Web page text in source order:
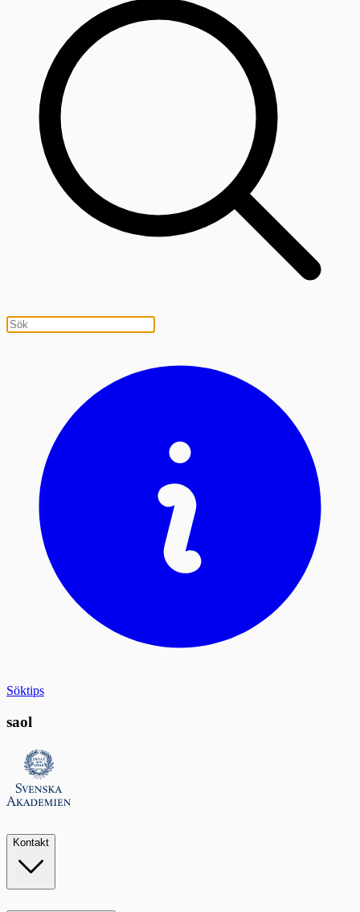
Söktips
saol
Kontakt